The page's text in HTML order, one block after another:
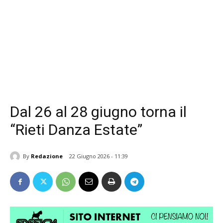
Dal 26 al 28 giugno torna il
“Rieti Danza Estate”
By Redazione 22 Giugno 2026 - 11:39